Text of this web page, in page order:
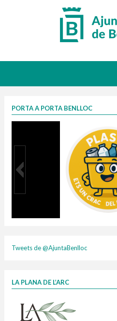
PORTA A PORTA BENLLOC
Tweets de @AjuntaBenlloc
LA PLANA DE L’ARC